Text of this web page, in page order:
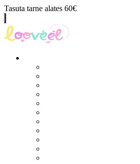
Tasuta tarne alates 60€